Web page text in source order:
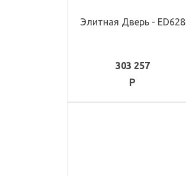
Элитная Дверь - ED628
303 257